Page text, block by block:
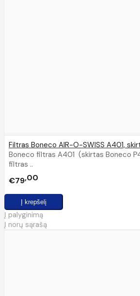
Filtras Boneco AIR-O-SWISS A401,
Boneco filtras A401 (skirtas Boneco
filtras ..
€79 00
Į palyginimą
Į norų sąrašą